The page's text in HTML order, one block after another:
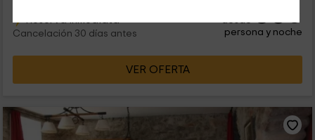
Cancelación 30 días antes
desde38
persona y noche
VER OFERTA